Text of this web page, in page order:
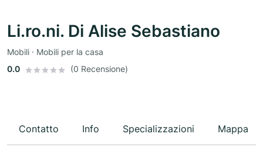
Li.ro.ni. Di Alise Sebastiano
Mobili · Mobili per la casa
0.0
(0 Recensione)
Contatto Info Specializzazioni Mappa